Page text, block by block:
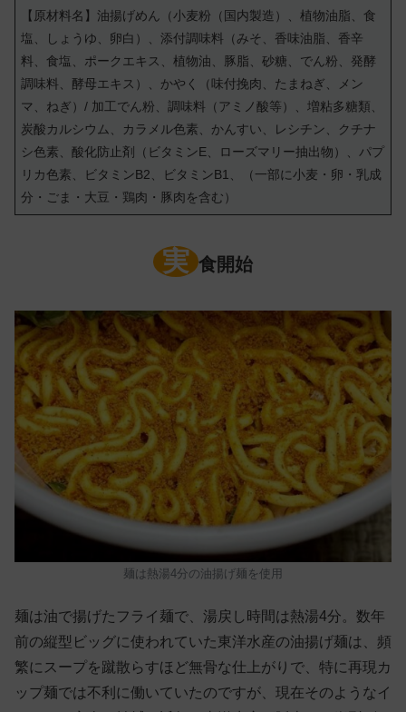
【原材料名】油揚げめん（小麦粉（国内製造）、植物油脂、食
塩、しょうゆ、卵白）、添付調味料（みそ、香味油脂、香辛
料、食塩、ポークエキス、植物油、豚脂、砂糖、でん粉、発酵
調味料、酵母エキス）、かやく（味付挽肉、たまねぎ、メン
マ、ねぎ）/ 加工でん粉、調味料（アミノ酸等）、増粘多糖類、
炭酸カルシウム、カラメル色素、かんすい、レシチン、クチナ
シ色素、酸化防止剤（ビタミンE、ローズマリー抽出物）、パプ
リカ色素、ビタミンB2、ビタミンB1、（一部に小麦・卵・乳成
分・ごま・大豆・鶏肉・豚肉を含む）
実 食開始
麺は熱湯4分の油揚げ麺を使用
麺は油で揚げたフライ麺で、湯戻し時間は熱湯4分。数年
前の縦型ビッグに使われていた東洋水産の油揚げ麺は、頻
繁にスープを蹴散らすほど無骨な仕上がりで、特に再現カ
ップ麺では不利に働いていたのですが、現在そのようなイ